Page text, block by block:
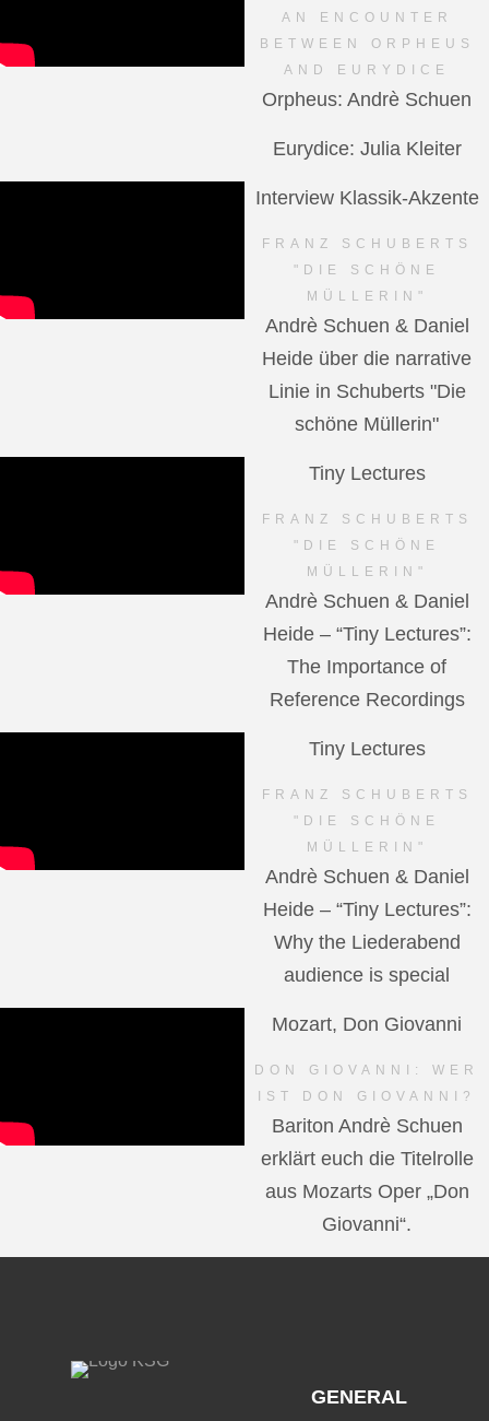
AN ENCOUNTER
BETWEEN ORPHEUS
AND EURYDICE
Orpheus: Andrè Schuen
Eurydice: Julia Kleiter
Interview Klassik-Akzente
FRANZ SCHUBERTS
"DIE SCHÖNE
MÜLLERIN"
Andrè Schuen & Daniel
Heide über die narrative
Linie in Schuberts "Die
schöne Müllerin"
Tiny Lectures
FRANZ SCHUBERTS
"DIE SCHÖNE
MÜLLERIN"
Andrè Schuen & Daniel
Heide – “Tiny Lectures”:
The Importance of
Reference Recordings
Tiny Lectures
FRANZ SCHUBERTS
"DIE SCHÖNE
MÜLLERIN"
Andrè Schuen & Daniel
Heide – “Tiny Lectures”:
Why the Liederabend
audience is special
Mozart, Don Giovanni
DON GIOVANNI: WER
IST DON GIOVANNI?
Bariton Andrè Schuen
erklärt euch die Titelrolle
aus Mozarts Oper „Don
Giovanni“.
GENERAL